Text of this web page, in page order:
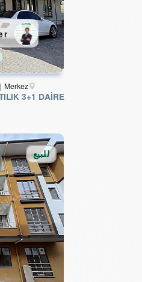
Merkez
للبيع